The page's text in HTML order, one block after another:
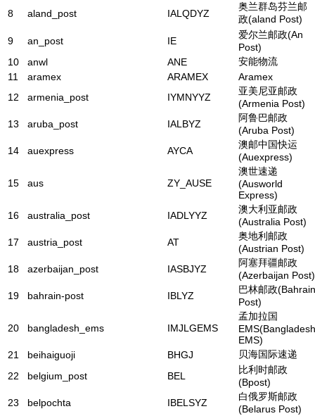
8
aland_post IALQDYZ
奥兰群岛芬兰邮
政(aland Post)
9
an_post IE
爱尔兰邮政(An
Post)
10
anwl ANE
安能物流
11
aramex ARAMEX
Aramex
12
armenia_post IYMNYYZ
亚美尼亚邮政
(Armenia Post)
13
aruba_post IALBYZ
阿鲁巴邮政
(Aruba Post)
14
auexpress AYCA
澳邮中国快运
(Auexpress)
15 aus ZY_AUSE
澳世速递
(Ausworld
Express)
16
australia_post IADLYYZ
澳大利亚邮政
(Australia Post)
17
austria_post AT
奥地利邮政
(Austrian Post)
18
azerbaijan_post IASBJYZ
阿塞拜疆邮政
(Azerbaijan Post)
19
bahrain-post IBLYZ
巴林邮政(Bahrain
Post)
20 bangladesh_ems IMJLGEMS
孟加拉国
EMS(Bangladesh
EMS)
21
beihaiguoji BHGJ
贝海国际速递
22
belgium_post BEL
比利时邮政
(Bpost)
23
belpochta IBELSYZ
白俄罗斯邮政
(Belarus Post)